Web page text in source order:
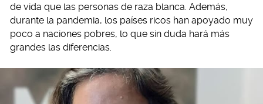
de vida que las personas de raza blanca. Además,
durante la pandemia, los países ricos han apoyado muy
poco a naciones pobres, lo que sin duda hará más
grandes las diferencias.